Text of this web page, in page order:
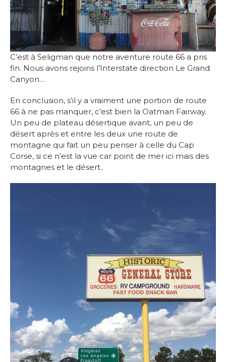
C’est à Seligman que notre aventure route 66 a pris
fin. Nous avons rejoins l’Interstate direction Le Grand
Canyon…
En conclusion, s’il y a vraiment une portion de route
66 à ne pas manquer, c’est bien la Oatman Fairway.
Un peu de plateau désertique avant, un peu de
désert après et entre les deux une route de
montagne qui fait un peu penser à celle du Cap
Corse, si ce n’est la vue car point de mer ici mais des
montagnes et le désert..